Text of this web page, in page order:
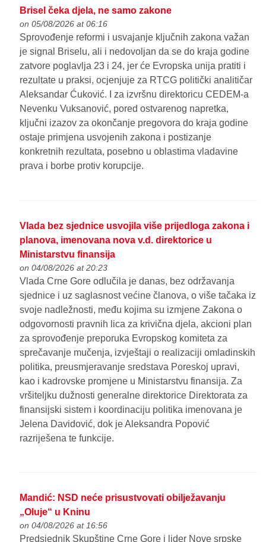
Brisel čeka djela, ne samo zakone
on 05/08/2026 at 06:16
Sprovođenje reformi i usvajanje ključnih zakona važan
je signal Briselu, ali i nedovoljan da se do kraja godine
zatvore poglavlja 23 i 24, jer će Evropska unija pratiti i
rezultate u praksi, ocjenjuje za RTCG politički analitičar
Aleksandar Ćuković. I za izvršnu direktoricu CEDEM-a
Nevenku Vuksanović, pored ostvarenog napretka,
ključni izazov za okončanje pregovora do kraja godine
ostaje primjena usvojenih zakona i postizanje
konkretnih rezultata, posebno u oblastima vladavine
prava i borbe protiv korupcije.
Vlada bez sjednice usvojila više prijedloga zakona i
planova, imenovana nova v.d. direktorice u
Ministarstvu finansija
on 04/08/2026 at 20:23
Vlada Crne Gore odlučila je danas, bez održavanja
sjednice i uz saglasnost većine članova, o više tačaka iz
svoje nadležnosti, među kojima su izmjene Zakona o
odgovornosti pravnih lica za krivična djela, akcioni plan
za sprovođenje preporuka Evropskog komiteta za
sprečavanje mučenja, izvještaji o realizaciji omladinskih
politika, preusmjeravanje sredstava Poreskoj upravi,
kao i kadrovske promjene u Ministarstvu finansija. Za
vršiteljku dužnosti generalne direktorice Direktorata za
finansijski sistem i koordinaciju politika imenovana je
Jelena Davidović, dok je Aleksandra Popović
razriješena te funkcije.
Mandić: NSD neće prisustvovati obilježavanju
„Oluje“ u Kninu
on 04/08/2026 at 16:56
Predsjednik Skupštine Crne Gore i lider Nove srpske